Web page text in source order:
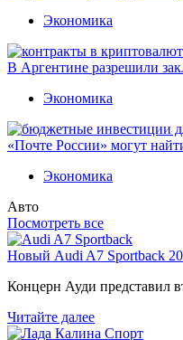
Экономика
В Аргентине разрешили
Экономика
«Почте России» могут
Экономика
Авто
Посмотреть все
Новый Audi A7 Sportback
Концерн Ауди представил
Читайте далее